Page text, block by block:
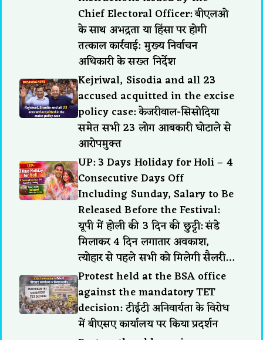
Chief Electoral Officer: बीएलओ
के साथ अभद्रता या हिंसा पर होगी
तत्काल कार्रवाई: मुख्य निर्वाचन
अधिकारी के सख्त निर्देश
Kejriwal, Sisodia and all 23
accused acquitted in the excise
policy case: केजरीवाल-सिसोदिया
समेत सभी 23 लोग आबकारी घोटाले से
आरोपमुक्त
UP: 3 Days Holiday for Holi – 4
Consecutive Days Off
Including Sunday, Salary to Be
Released Before the Festival:
यूपी में होली की 3 दिन की छुट्टी: संडे
मिलाकर 4 दिन लगातार अवकाश,
त्योहार से पहले सभी को मिलेगी सैलरी…
Protest held at the BSA office
against the mandatory TET
decision: टीईटी अनिवार्यता के विरोध
में बीएसए कार्यालय पर किया प्रदर्शन